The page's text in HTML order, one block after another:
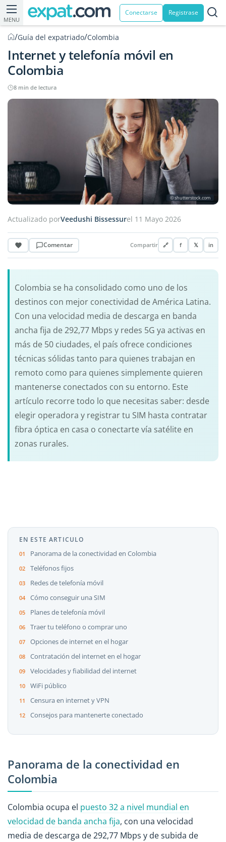
MENU
Conectarse Registrase
/Guía del expatriado/Colombia
Internet y telefonía móvil en
Colombia
8 min de lectura
© shutterstock.com
Actualizado porVeedushi Bissessurel 11 Mayo 2026
Comentar Compartir 🔗 f 𝕏 in
Colombia se ha consolidado como uno de los
destinos con mejor conectividad de América Latina.
Con una velocidad media de descarga en banda
ancha fija de 292,77 Mbps y redes 5G ya activas en
más de 50 ciudades, el país ofrece condiciones
técnicas sólidas tanto para quienes trabajan en
remoto como para quienes simplemente quieren
mantenerse conectados con su entorno. Este
artículo recorre todo lo que necesitas saber: desde
elegir operadora y registrar tu SIM hasta contratar
fibra óptica en casa o conectarte vía satélite en
zonas rurales.
EN ESTE ARTICULO
Panorama de la conectividad en Colombia
Teléfonos fijos
Redes de telefonía móvil
Cómo conseguir una SIM
Planes de telefonía móvil
Traer tu teléfono o comprar uno
Opciones de internet en el hogar
Contratación del internet en el hogar
Velocidades y fiabilidad del internet
WiFi público
Censura en internet y VPN
Consejos para mantenerte conectado
Panorama de la conectividad en
Colombia
Colombia ocupa el puesto 32 a nivel mundial en
velocidad de banda ancha fija, con una velocidad
media de descarga de 292,77 Mbps y de subida de